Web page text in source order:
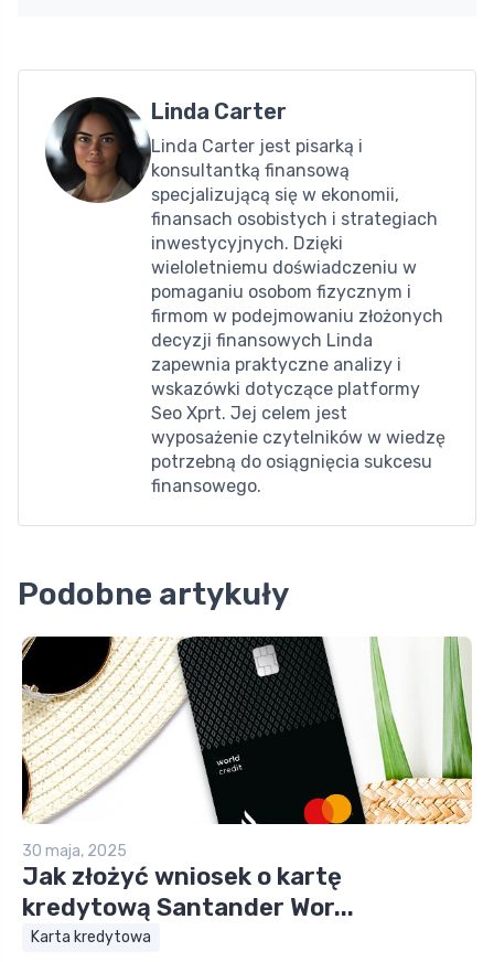
Linda Carter
Linda Carter jest pisarką i
konsultantką finansową
specjalizującą się w ekonomii,
finansach osobistych i strategiach
inwestycyjnych. Dzięki
wieloletniemu doświadczeniu w
pomaganiu osobom fizycznym i
firmom w podejmowaniu złożonych
decyzji finansowych Linda
zapewnia praktyczne analizy i
wskazówki dotyczące platformy
Seo Xprt. Jej celem jest
wyposażenie czytelników w wiedzę
potrzebną do osiągnięcia sukcesu
finansowego.
Podobne artykuły
30 maja, 2025
Jak złożyć wniosek o kartę
kredytową Santander Wor...
Karta kredytowa